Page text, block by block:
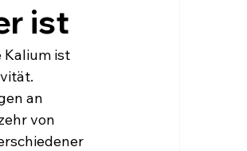
ist
Kalium ist
an
von